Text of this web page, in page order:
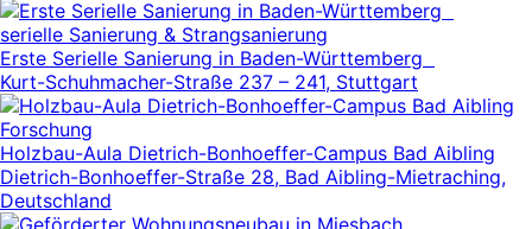
serielle Sanierung & Strangsanierung
Erste Serielle Sanierung in Baden-Württemberg
Kurt-Schuhmacher-Straße 237 – 241, Stuttgart
Forschung
Holzbau-Aula Dietrich-Bonhoeffer-Campus Bad Aibling
Dietrich-Bonhoeffer-Straße 28, Bad Aibling-Mietraching,
Deutschland